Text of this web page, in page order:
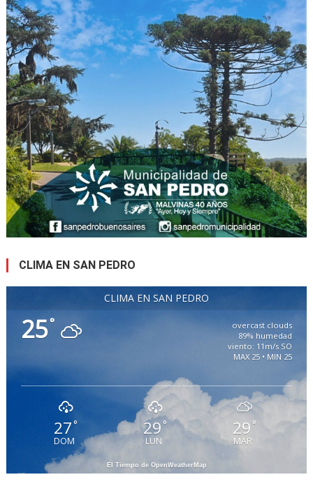
CLIMA EN SAN PEDRO
CLIMA EN SAN PEDRO
25°
overcast clouds
89% humedad
viento: 11m/s SO
MAX 25 • MIN 25
27°
DOM
29 °
LUN
29 °
MAR
El Tiempo de OpenWeatherMap